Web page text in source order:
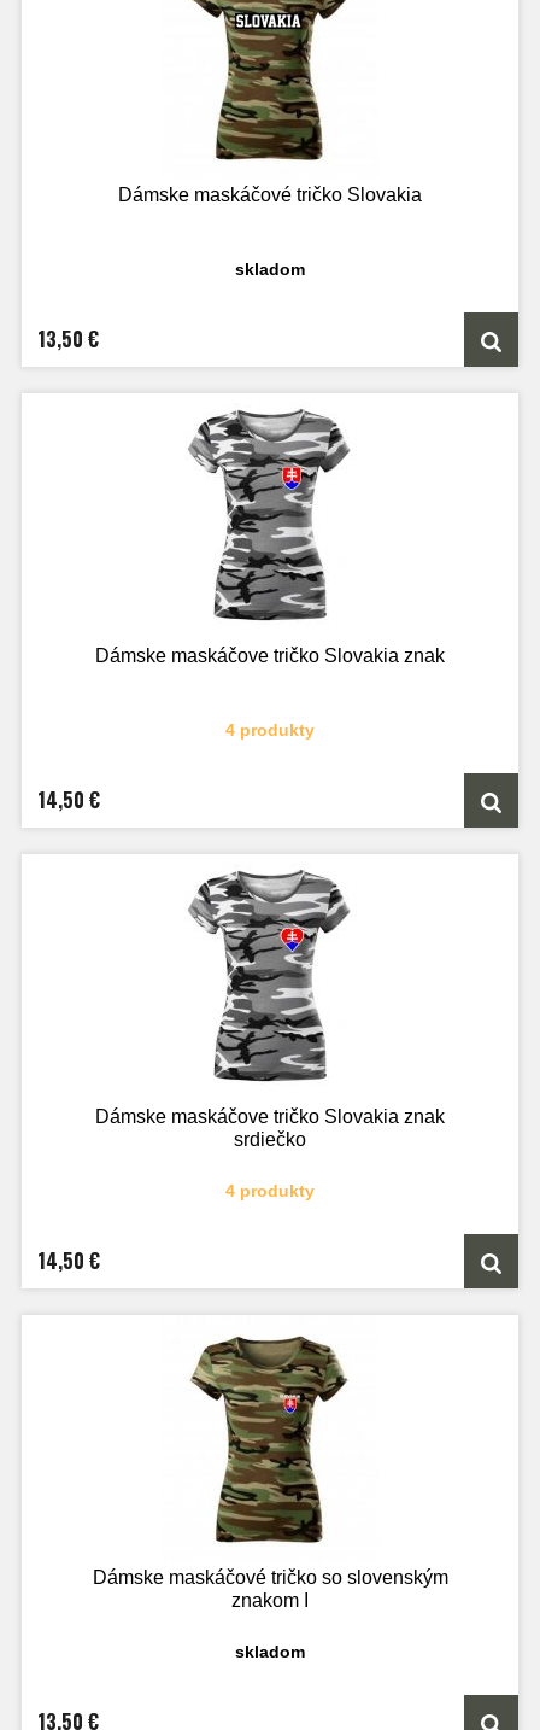
Dámske maskáčové tričko Slovakia
skladom
13,50 €
Dámske maskáčove tričko Slovakia znak
4 produkty
14,50 €
Dámske maskáčove tričko Slovakia znak
srdiečko
4 produkty
14,50 €
Dámske maskáčové tričko so slovenským
znakom I
skladom
13,50 €